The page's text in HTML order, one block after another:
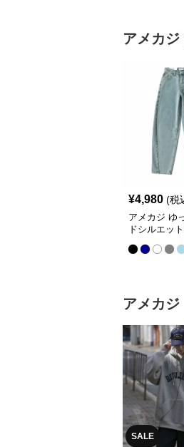
アメカジ
¥4,980 (税
アメカジ ゆ
ドシルエッ
アメカジ
SALE